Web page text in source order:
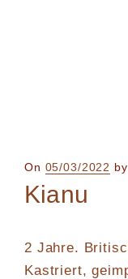
On Posted
on
05/03/2022 by
Kianu
2 Jahre.
Kastriert,